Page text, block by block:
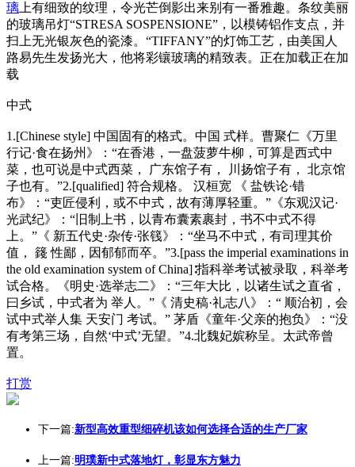
璃 上有细致的纹理，令光芒倒影出来别有一番雅趣。条纹美丽
的玻璃吊灯“STRESA SOSPENSIONE”，以模铸铝作支点，并
扫上无光银灰色的瓷漆。“TIFFANY”的灯饰工艺，由美国人
路易先生发扬光大，他将彩镶玻璃的精致表。正在加载正在加
载
中式
1.[Chinese style] 中国固有的格式。中国 式样。曹聚仁《万里
行记·食在扬州》：“在香港，一盘菠萝牛柳，可算是西式中
菜，也可说是中式西菜， 广东馆子有， 川扬馆子有， 北京馆
子也有。”2.[qualified] 符合规格。 汉桓宽 《 盐铁论·错
布》：“吏匠侵利，或不中式，故有薄厚轻重。”《东观汉记·
光武纪》：“旧制上书，以青布囊素裹封，书不中式不得
上。”《 新五代史·杂传·张篯》：“坐马不中式，有司理其价
值， 籛 性鄙，因郁郁而卒。”3.[pass the imperial examinations in
the old examination system of China]∶指科举考试被录取，科举考
试合格。《明史·选举志二》：“三年大比，以诸生试之直省，
曰乡试，中式者为 举人。”《 清史稿·礼志八》：“ 顺治初，会
试中式举人集 天安门 考试。” 茅盾《童年·父亲的抱负》：“没
有考第三场，自然‘中式’无望。”4.北魏妃嫔称呈。太武帝曾
置。
打赏
下一篇:新型高效重型细碎机该如何选择合适的生产厂家
上一篇:明璞新中式落地灯，彰显东方魅力